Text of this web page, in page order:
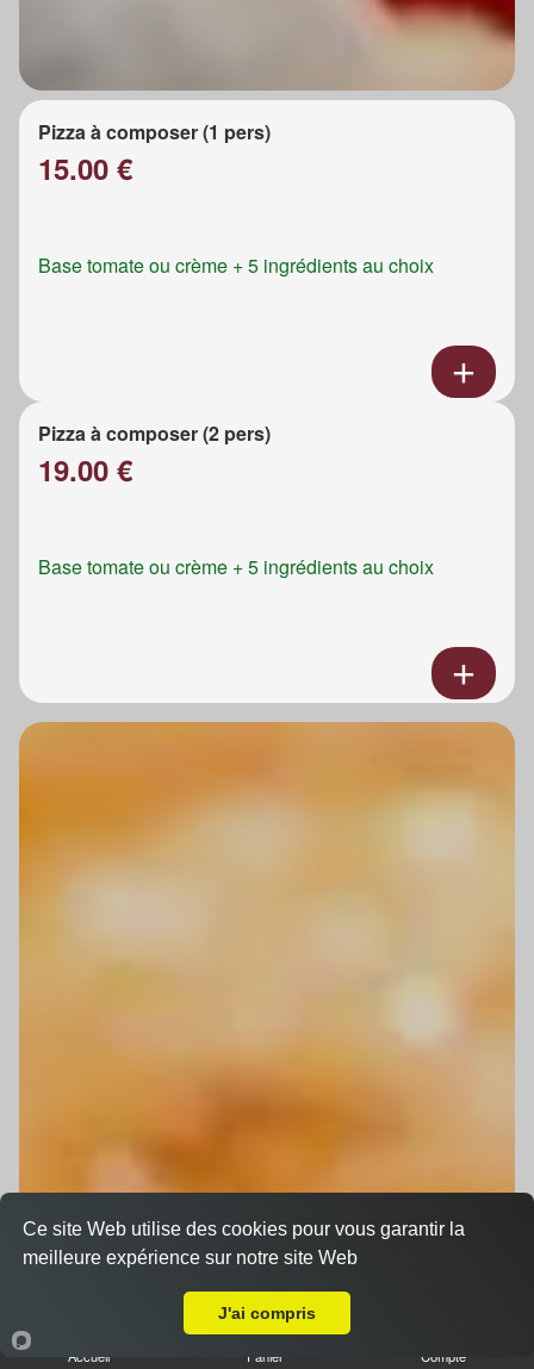
Pizza à composer (1 pers)
15.00 €
Base tomate ou crème + 5 ingrédients au choix
Pizza à composer (2 pers)
19.00 €
Base tomate ou crème + 5 ingrédients au choix
Accueil Panier Compte
Ce site Web utilise des cookies pour vous garantir la
meilleure expérience sur notre site Web
J'ai compris